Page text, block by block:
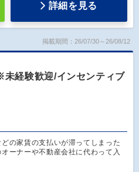
詳細を見る
掲載期間：26/07/30～26/08/12
経験歓迎/インセンティブ
の家賃の支払いが滞ってしまった
ーナーや不動産会社に代わって入